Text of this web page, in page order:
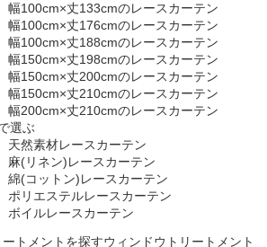
幅100cm×丈133cmのレースカーテン
幅100cm×丈176cmのレースカーテン
幅100cm×丈188cmのレースカーテン
幅150cm×丈198cmのレースカーテン
幅150cm×丈200cmのレースカーテン
幅150cm×丈210cmのレースカーテン
幅200cm×丈210cmのレースカーテン
選ぶ
天然素材レースカーテン
麻(リネン)レースカーテン
綿(コットン)レースカーテン
ポリエステルレースカーテン
ボイルレースカーテン
ウィンドウトリートメント